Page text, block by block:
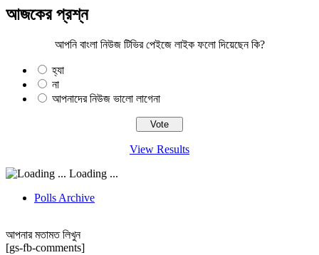
আজকের প্রশ্ন
আপনি বাংলা নিউজ টিভির পেইজে লাইক ফলো দিয়েছেন কি?
হ্যা
না
আপনাদের নিউজ ভালো লাগেনা
View Results
Loading ...
Polls Archive
আপনার মতামত লিখুন
[gs-fb-comments]